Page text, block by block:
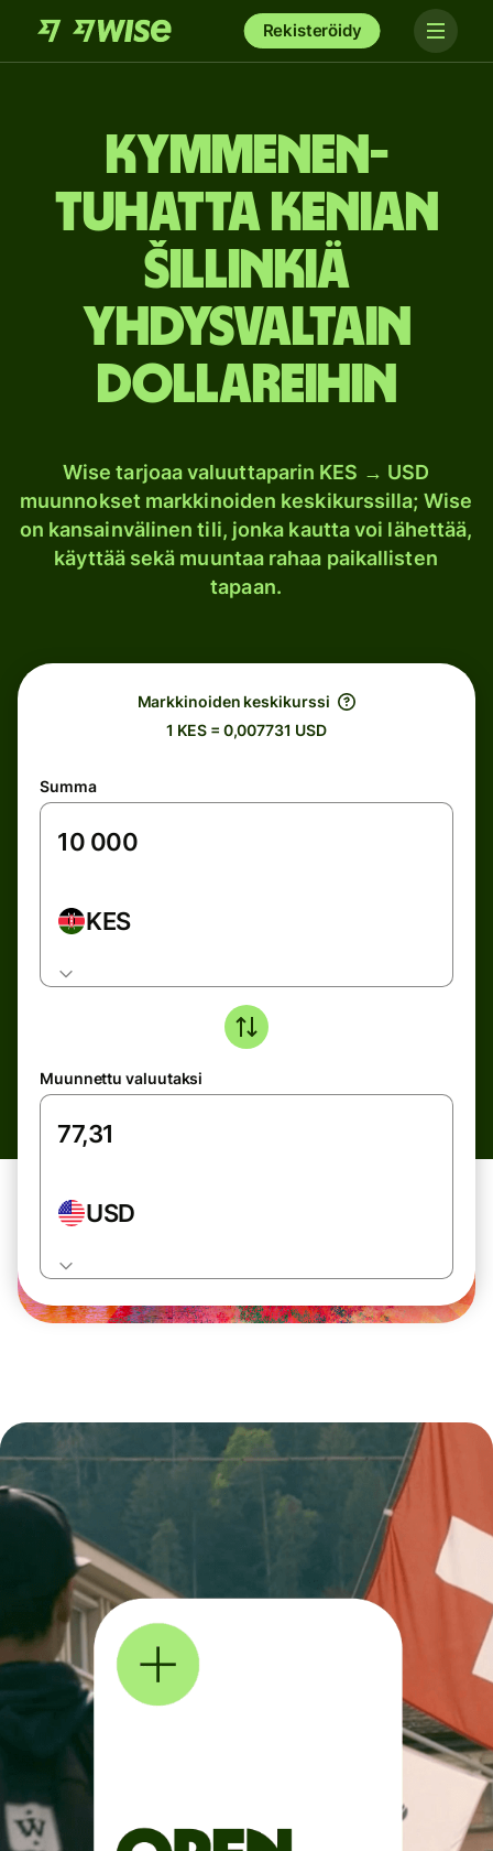
Rekisteröidy
kymmenen­
tuhatta Kenian
šillinkiä
Yhdysvaltain
dollareihin
Wise tarjoaa valuuttaparin KES → USD
muunnokset markkinoiden keskikurssilla; Wise
on kansainvälinen tili, jonka kautta voi lähettää,
käyttää sekä muuntaa rahaa paikallisten
tapaan.
Markkinoiden keskikurssi
1 KES = 0,007731 USD
Summa
KES
Muunnettu valuutaksi
USD